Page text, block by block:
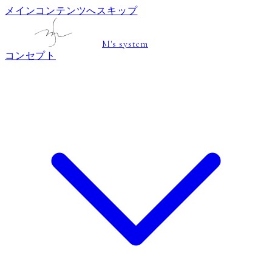
メインコンテンツへスキップ
M's system
コンセプト